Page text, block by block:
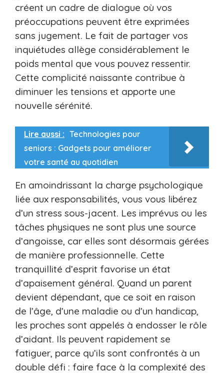
créent un cadre de dialogue où vos
préoccupations peuvent être exprimées
sans jugement. Le fait de partager vos
inquiétudes allège considérablement le
poids mental que vous pouvez ressentir.
Cette complicité naissante contribue à
diminuer les tensions et apporte une
nouvelle sérénité.
Lire aussi : Technologies pour
seniors : Gadgets pour améliorer
votre santé au quotidien
En amoindrissant la charge psychologique
liée aux responsabilités, vous vous libérez
d’un stress sous-jacent. Les imprévus ou les
tâches physiques ne sont plus une source
d’angoisse, car elles sont désormais gérées
de manière professionnelle. Cette
tranquillité d’esprit favorise un état
d’apaisement général. Quand un parent
devient dépendant, que ce soit en raison
de l’âge, d’une maladie ou d’un handicap,
les proches sont appelés à endosser le rôle
d’aidant. Ils peuvent rapidement se
fatiguer, parce qu’ils sont confrontés à un
double défi : faire face à la complexité des